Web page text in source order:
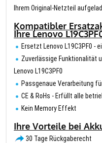
Ihrem Original-Netzteil
Kompatibler
Ihre Lenovo
Ersetzt Lenovo L19C3PF0 -
Zuverlässige Funktionalität
Lenovo L19C3PF0
Passgenaue Verarbeitung
CE & RoHs - Erfüllt alle
Kein Memory Effekt
Ihre Vorteile bei
30 Tage Rückgaberecht